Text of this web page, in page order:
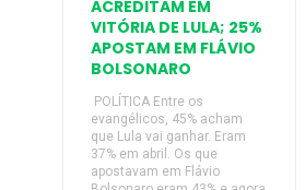
ACREDITAM EM
VITÓRIA DE LULA; 25%
APOSTAM EM FLÁVIO
BOLSONARO
POLÍTICA Entre os
evangélicos, 45% acham
que Lula vai ganhar. Eram
37% em abril. Os que
apostavam em Flávio